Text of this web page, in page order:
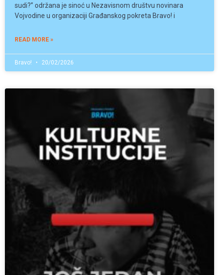
sudi?” održana je sinoć u Nezavisnom društvu novinara
Vojvodine u organizaciji Građanskog pokreta Bravo! i
READ MORE »
Bravo! 20/02/2026